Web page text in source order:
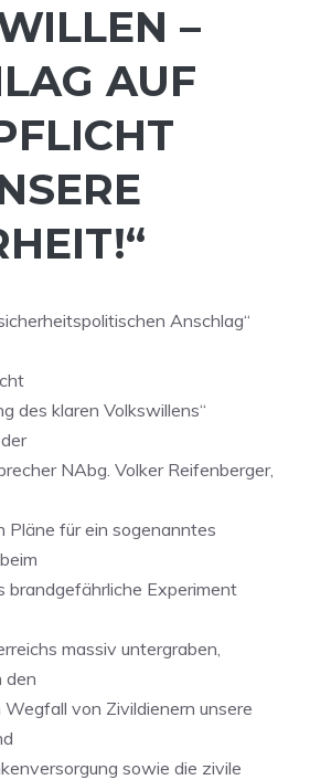
–
AUF
Anschlag“
des klaren Volkswillens“
NAbg. Volker Reifenberger,
Pläne für ein sogenanntes
brandgefährliche Experiment
massiv untergraben,
den
von Zivildienern unsere
sowie die zivile